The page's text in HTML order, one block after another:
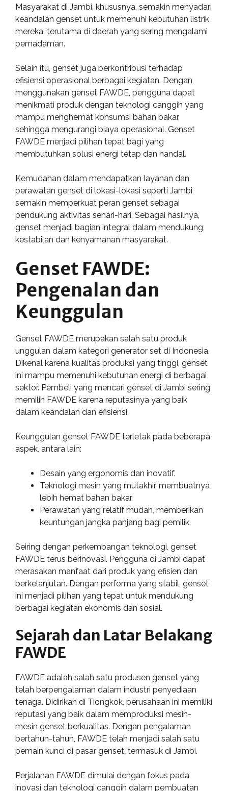
Masyarakat di Jambi, khususnya, semakin menyadari
keandalan genset untuk memenuhi kebutuhan listrik
mereka, terutama di daerah yang sering mengalami
pemadaman.
Selain itu, genset juga berkontribusi terhadap
efisiensi operasional berbagai kegiatan. Dengan
menggunakan genset FAWDE, pengguna dapat
menikmati produk dengan teknologi canggih yang
mampu menghemat konsumsi bahan bakar,
sehingga mengurangi biaya operasional. Genset
FAWDE menjadi pilihan tepat bagi yang
membutuhkan solusi energi tetap dan handal.
Kemudahan dalam mendapatkan layanan dan
perawatan genset di lokasi-lokasi seperti Jambi
semakin memperkuat peran genset sebagai
pendukung aktivitas sehari-hari. Sebagai hasilnya,
genset menjadi bagian integral dalam mendukung
kestabilan dan kenyamanan masyarakat.
Genset FAWDE:
Pengenalan dan
Keunggulan
Genset FAWDE merupakan salah satu produk
unggulan dalam kategori generator set di Indonesia.
Dikenal karena kualitas produksi yang tinggi, genset
ini mampu memenuhi kebutuhan energi di berbagai
sektor. Pembeli yang mencari genset di Jambi sering
memilih FAWDE karena reputasinya yang baik
dalam keandalan dan efisiensi.
Keunggulan genset FAWDE terletak pada beberapa
aspek, antara lain:
Desain yang ergonomis dan inovatif.
Teknologi mesin yang mutakhir, membuatnya
lebih hemat bahan bakar.
Perawatan yang relatif mudah, memberikan
keuntungan jangka panjang bagi pemilik.
Seiring dengan perkembangan teknologi, genset
FAWDE terus berinovasi. Pengguna di Jambi dapat
merasakan manfaat dari produk yang efisien dan
berkelanjutan. Dengan performa yang stabil, genset
ini menjadi pilihan yang tepat untuk mendukung
berbagai kegiatan ekonomis dan sosial.
Sejarah dan Latar Belakang
FAWDE
FAWDE adalah salah satu produsen genset yang
telah berpengalaman dalam industri penyediaan
tenaga. Didirikan di Tiongkok, perusahaan ini memiliki
reputasi yang baik dalam memproduksi mesin-
mesin genset berkualitas. Dengan pengalaman
bertahun-tahun, FAWDE telah menjadi salah satu
pemain kunci di pasar genset, termasuk di Jambi.
Perjalanan FAWDE dimulai dengan fokus pada
inovasi dan teknologi canggih dalam pembuatan